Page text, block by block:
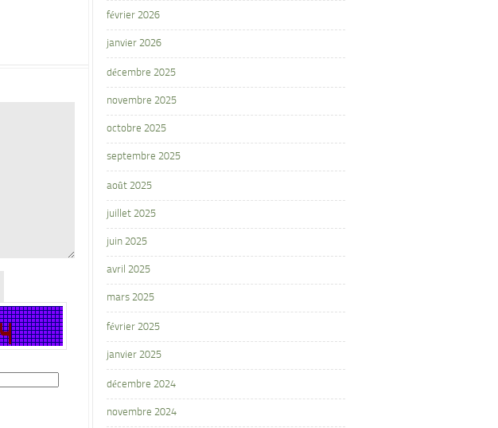
février 2026
janvier 2026
décembre 2025
novembre 2025
octobre 2025
septembre 2025
août 2025
juillet 2025
juin 2025
avril 2025
mars 2025
février 2025
janvier 2025
décembre 2024
novembre 2024